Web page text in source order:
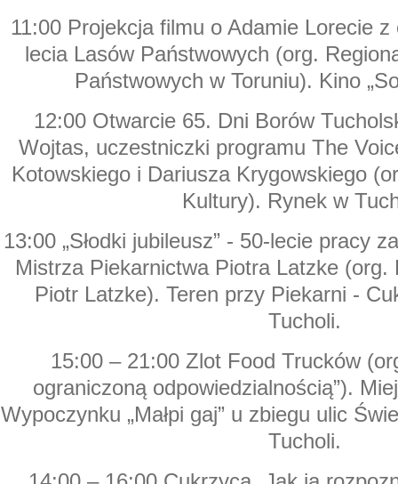
11:00 Projekcja filmu o Adamie Lorecie
lecia Lasów Państwowych (org.
Państwowych w Toruniu). Kino
12:00 Otwarcie 65. Dni Borów
Wojtas, uczestniczki programu The
Kotowskiego i Dariusza Krygowskiego
Kultury). Rynek w
13:00 „Słodki jubileusz” - 50-lecie pracy
Mistrza Piekarnictwa Piotra Latzke (org.
Piotr Latzke). Teren przy Piekarni -
Tucholi.
15:00 – 21:00 Zlot Food Trucków
ograniczoną odpowiedzialnością”).
Wypoczynku „Małpi gaj” u zbiegu ulic
Tucholi.